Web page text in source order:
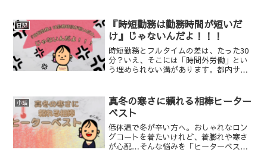
なこだわり。落としたシュシュに一喜一
憂する、情緒不安定なアラフォーの等身
大の婚活記録です。
日記
『時短勤務は勤務時間が短いだ
け』じゃないんだよ！！！
時短勤務とフルタイムの差は、たった30
分？いえ、そこには「時間外労働」とい
う埋められない溝があります。都内サラ
や、信頼していた先輩からの「爆弾発
言」に直面。居心地の良かったはずの職
場で感じた「肩身の狭さ」と、子がめと
の生活を守るための決意を綴ります。
小話
真冬の寒さに頼れる相棒ヒーター
ベスト
低体温で冬が辛い方へ。おしゃれなロン
グコートを着たいけれど、着膨れや寒さ
が心配…そんな悩みを「ヒーターベス